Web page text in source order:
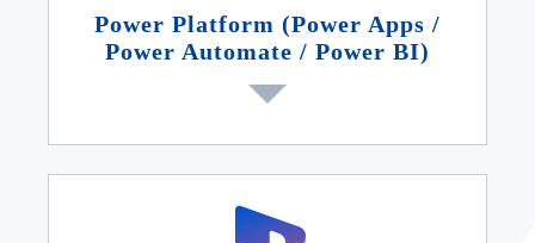
Power Platform (Power Apps /
Power Automate / Power BI)